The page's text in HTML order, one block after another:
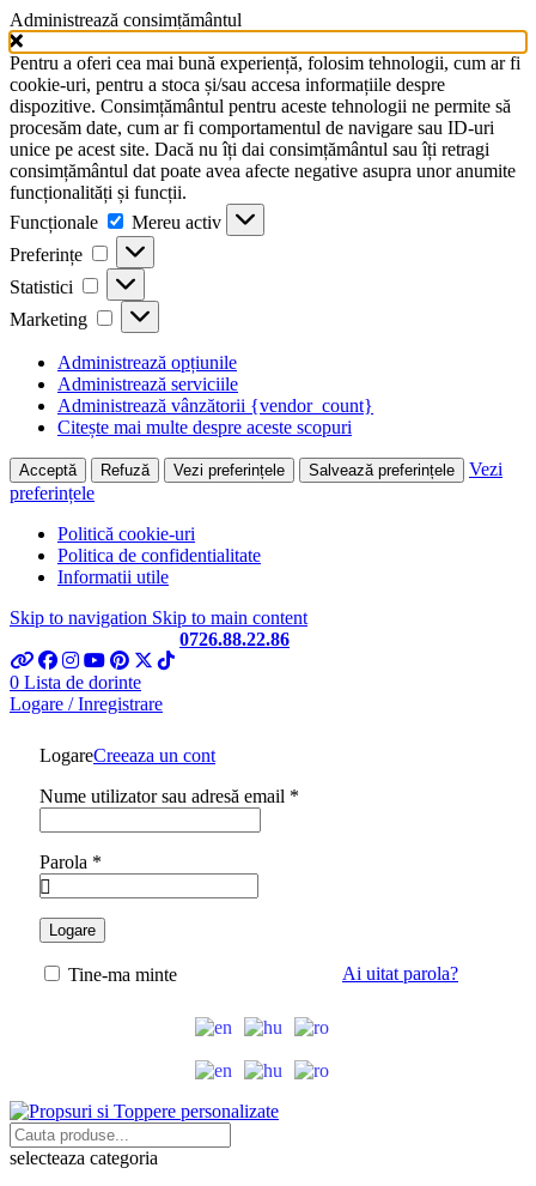
Administrează consimțământul
Pentru a oferi cea mai bună experiență, folosim tehnologii, cum ar fi
cookie-uri, pentru a stoca și/sau accesa informațiile despre
dispozitive. Consimțământul pentru aceste tehnologii ne permite să
procesăm date, cum ar fi comportamentul de navigare sau ID-uri
unice pe acest site. Dacă nu îți dai consimțământul sau îți retragi
consimțământul dat poate avea afecte negative asupra unor anumite
funcționalități și funcții.
Funcționale
Funcționale
Mereu activ
Preferințe
Preferințe
Statistici Statistici
Marketing Marketing
Administrează opțiunile
Administrează serviciile
Administrează vânzătorii {vendor_count}
Citește mai multe despre aceste scopuri
Acceptă Refuză Vezi preferințele Salvează preferințele
Vezi
preferințele
Politică cookie-uri
Politica de confidentialitate
Informatii utile
Skip to navigation Skip to main content
0726.88.22.86
0 Lista de dorinte
Logare / Inregistrare
LogareCreeaza un cont
Nume utilizator sau adresă email *
Parola *
Logare
Ai uitat parola?
Tine-ma minte
selecteaza categoria